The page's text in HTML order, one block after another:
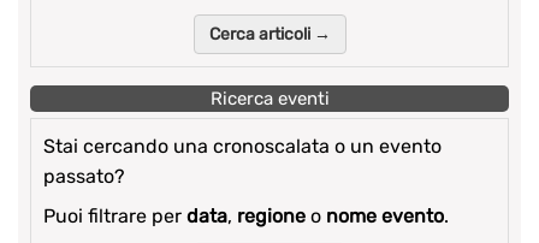
Cerca articoli →
Ricerca eventi
Stai cercando una cronoscalata o un evento
passato?
Puoi filtrare per data, regione o nome evento.